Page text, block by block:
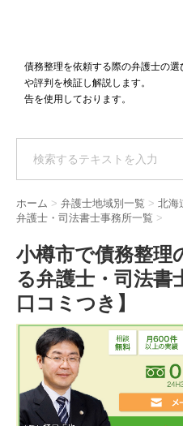
債務整理を依頼する際の弁護士の
や評判を検証し解説します。
告を使用しております。
ホーム > 弁護士地域別一覧 > 北海
弁護士・司法書士事務所一覧 >
小樽市で債務整理
る弁護士・司法書
口コミつき】